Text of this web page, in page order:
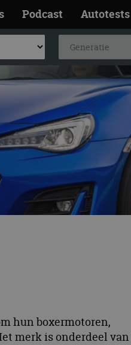
Podcast Autotests
hun boxermotoren,
merk is onderdeel